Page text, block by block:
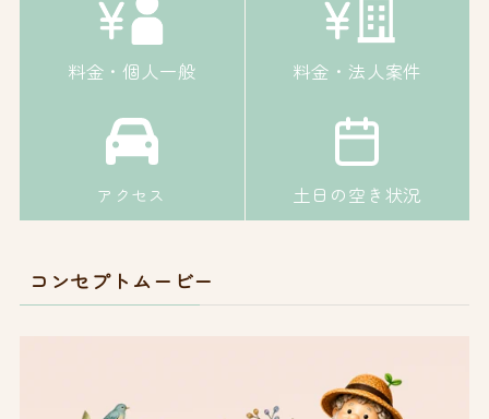
料金・個人一般 料金・法人案件
アクセス 土日の空き状況
コンセプトムービー